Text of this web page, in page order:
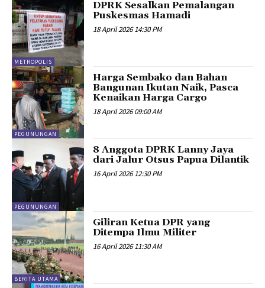
METROPOLIS
DPRK Sesalkan Pemalangan
Puskesmas Hamadi
18 April 2026 14:30 PM
PEGUNUNGAN
Harga Sembako dan Bahan
Bangunan Ikutan Naik, Pasca
Kenaikan Harga Cargo
18 April 2026 09:00 AM
PEGUNUNGAN
8 Anggota DPRK Lanny Jaya
dari Jalur Otsus Papua Dilantik
16 April 2026 12:30 PM
BERITA UTAMA
Giliran Ketua DPR yang
Ditempa Ilmu Militer
16 April 2026 11:30 AM